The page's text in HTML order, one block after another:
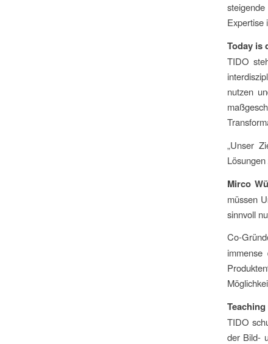
Expertise
Today is
TIDO
nutzen
„Unser
Mirco
müssen
sinnvoll
Co-
TIDO
der Bild-